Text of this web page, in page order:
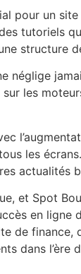
pour un
tutoriels
néglige
les
les
actualités
et Spot
en ligne
finance,
dans l’ère